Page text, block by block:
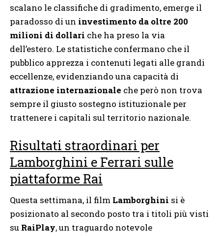
scalano le classifiche di gradimento, emerge il
paradosso di un investimento da oltre 200
milioni di dollari che ha preso la via
dell’estero. Le statistiche confermano che il
pubblico apprezza i contenuti legati alle grandi
eccellenze, evidenziando una capacità di
attrazione internazionale che però non trova
sempre il giusto sostegno istituzionale per
trattenere i capitali sul territorio nazionale.
Risultati straordinari per
Lamborghini e Ferrari sulle
piattaforme Rai
Questa settimana, il film Lamborghini si è
posizionato al secondo posto tra i titoli più visti
su RaiPlay, un traguardo notevole